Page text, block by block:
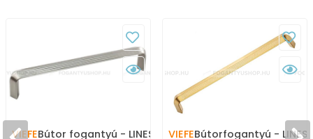
VIEFEBútor fogantyú - LINES -
VIEFEBútorfogantyú - LINES